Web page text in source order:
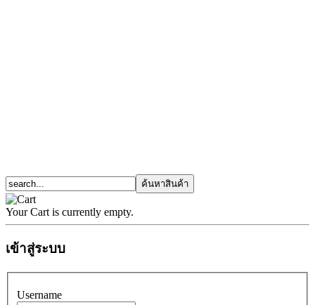
Your Cart is currently empty.
เข้าสู่ระบบ
Username